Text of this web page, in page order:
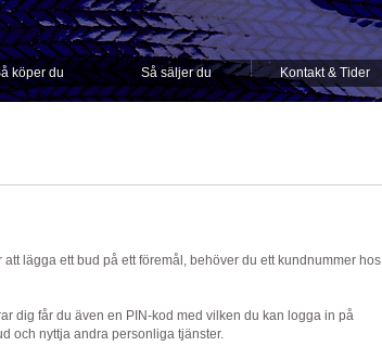
köper du Så säljer du Kontakt & Tider
att lägga ett bud på ett föremål, behöver du ett kundnummer hos
dig får du även en PIN-kod med vilken du kan logga in på
och nyttja andra personliga tjänster.